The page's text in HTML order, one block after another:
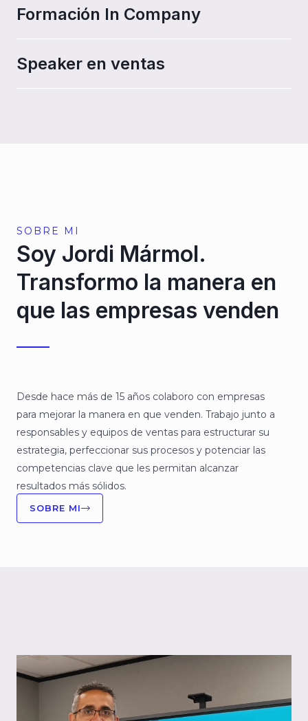
Formación In Company
Speaker en ventas
SOBRE MI
Soy Jordi Mármol.
Transformo la manera en
que las empresas venden
Desde hace más de 15 años colaboro con empresas
para mejorar la manera en que venden. Trabajo junto a
responsables y equipos de ventas para estructurar su
estrategia, perfeccionar sus procesos y potenciar las
competencias clave que les permitan alcanzar
resultados más sólidos.
SOBRE MI